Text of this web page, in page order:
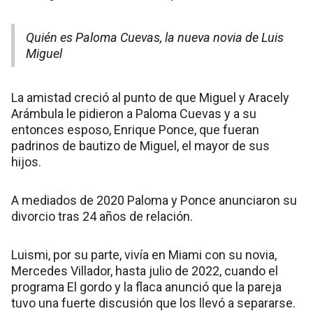
Quién es Paloma Cuevas, la nueva novia de Luis
Miguel
La amistad creció al punto de que Miguel y Aracely
Arámbula le pidieron a Paloma Cuevas y a su
entonces esposo, Enrique Ponce, que fueran
padrinos de bautizo de Miguel, el mayor de sus
hijos.
A mediados de 2020 Paloma y Ponce anunciaron su
divorcio tras 24 años de relación.
Luismi, por su parte, vivía en Miami con su novia,
Mercedes Villador, hasta julio de 2022, cuando el
programa El gordo y la flaca anunció que la pareja
tuvo una fuerte discusión que los llevó a separarse.